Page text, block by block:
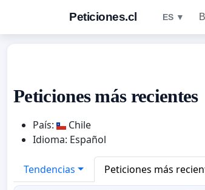
Peticiones.cl ES ▼
Peticiones más recientes
País:
Chile
Idioma: Español
Tendencias Peticiones más